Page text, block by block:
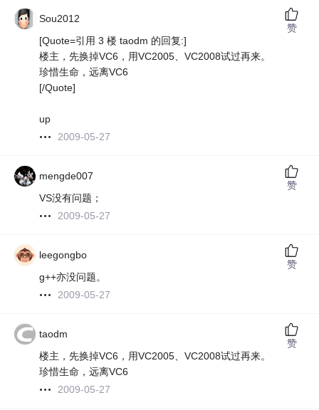
Sou2012
[Quote=引用 3 楼 taodm 的回复:]
楼主，先换掉VC6，用VC2005、VC2008试过再来。
珍惜生命，远离VC6
[/Quote]
up
2009-05-27
赞
mengde007
VS没有问题；
2009-05-27
赞
leegongbo
g++亦没问题。
2009-05-27
赞
taodm
楼主，先换掉VC6，用VC2005、VC2008试过再来。
珍惜生命，远离VC6
2009-05-27
赞